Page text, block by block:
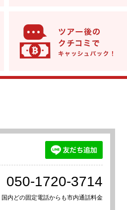
050-1720-3714
国内どの固定電話からも市内通話料金